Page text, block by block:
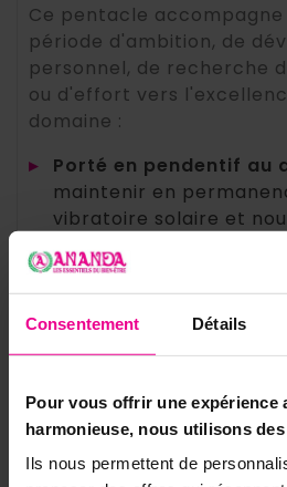
Consentement Détails
Pour vous offrir une expérience
harmonieuse, nous utilisons des
Ils nous permettent de
Ce pentacle
période d'ambition, de
personnel, de recherche
ou d'effort vers
domaine :
▸
Porté en pendentif au
maintenir en
vibratoire solaire et
l'intérieur le
personnalité
poche, un
portefeuille
lors des
présentations,
moment où l'on
juste valeur
▸
Posé sur le
bureau ou
pour instaurer un